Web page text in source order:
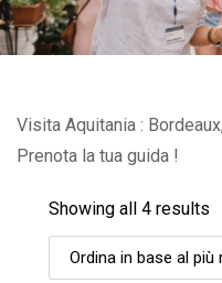
Visita Aquitania :
Prenota la tua guida !
Showing all 4 results